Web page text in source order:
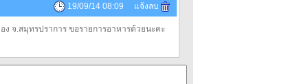
19/09/14 08:09 แจ้งลบ
จ.สมุทรปราการ ขอรายการอาหารด้วยนะคะ